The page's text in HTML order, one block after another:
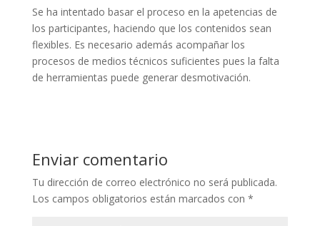
Se ha intentado basar el proceso en la apetencias de
los participantes, haciendo que los contenidos sean
flexibles. Es necesario además acompañar los
procesos de medios técnicos suficientes pues la falta
de herramientas puede generar desmotivación.
Enviar comentario
Tu dirección de correo electrónico no será publicada.
Los campos obligatorios están marcados con *